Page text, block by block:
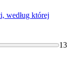
według której
13